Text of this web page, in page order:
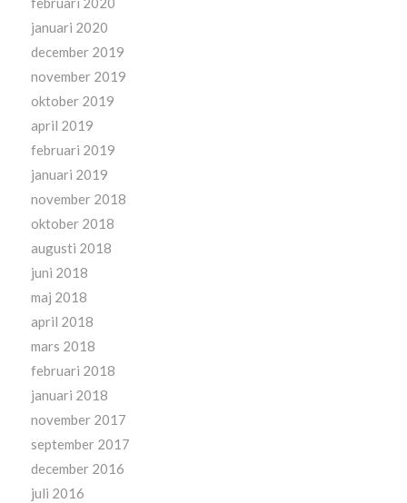
januari 2020
december 2019
november 2019
oktober 2019
april 2019
februari 2019
januari 2019
november 2018
oktober 2018
augusti 2018
juni 2018
maj 2018
april 2018
mars 2018
februari 2018
januari 2018
november 2017
september 2017
december 2016
juli 2016